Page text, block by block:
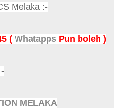
Melaka :-
( Whatapps Pun boleh )
-
MELAKA